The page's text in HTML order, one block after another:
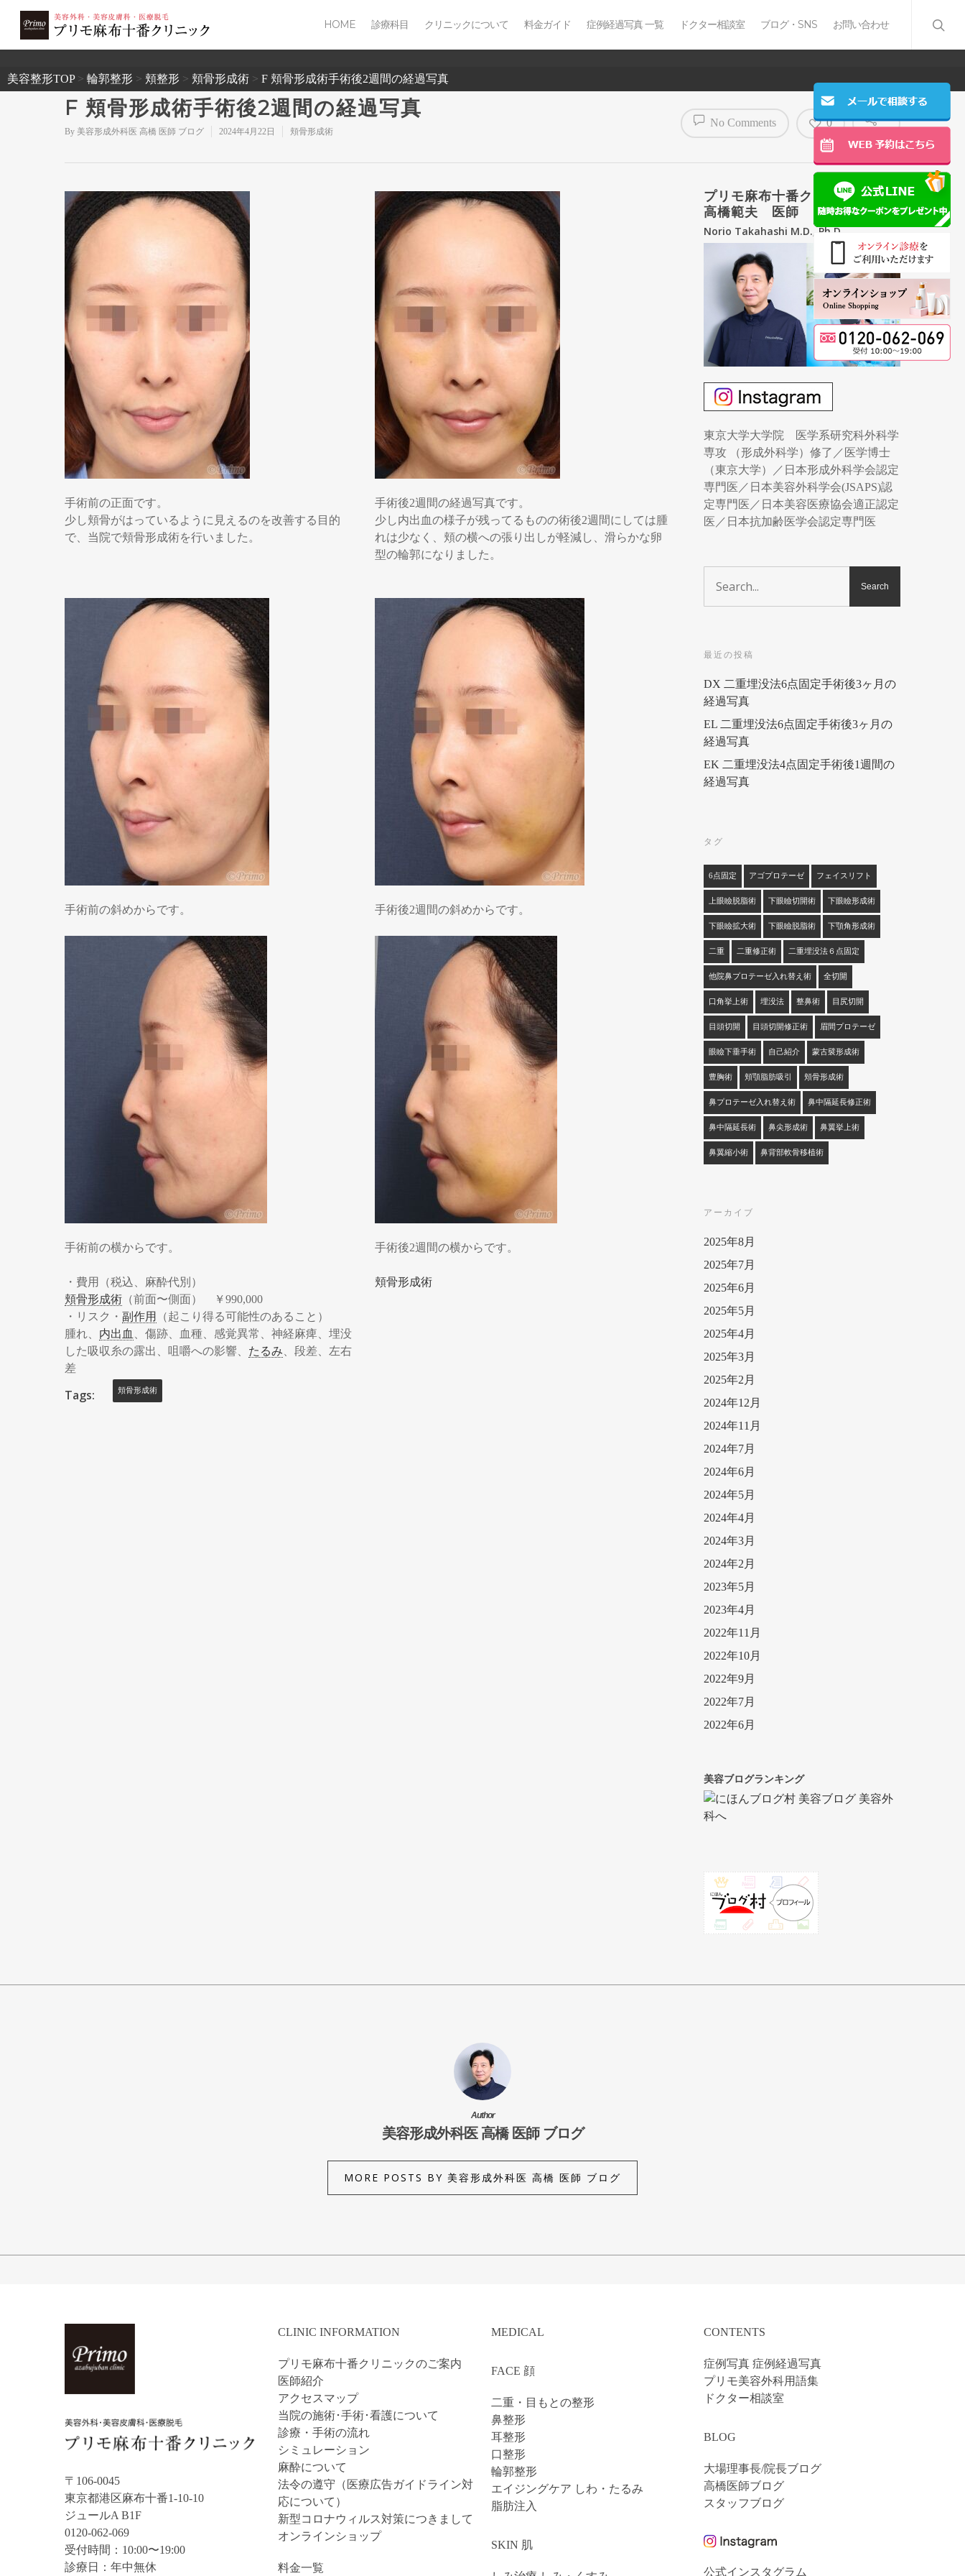
2503
HOME 診療科目 クリニックについて 料金ガイド 症例経過写真 一覧 ドクター相談室 ブログ・SNS お問い合わせ
美容整形TOP> 輪郭整形 > 頬整形 > 頬骨形成術 > F 頬骨形成術手術後2週間の経過写真
F 頬骨形成術手術後2週間の経過写真
By 美容形成外科医 高橋 医師 ブログ 2024年4月22日 頬骨形成術
No Comments 0
手術前の正面です。
少し頬骨がはっているように見えるのを改善する目的
で、当院で頬骨形成術を行いました。
手術後2週間の経過写真です。
少し内出血の様子が残ってるものの術後2週間にしては腫
れは少なく、頬の横への張り出しが軽減し、滑らかな卵
型の輪郭になりました。
手術前の斜めからです。 手術後2週間の斜めからです。
手術前の横からです。 手術後2週間の横からです。
・費用（税込、麻酔代別）
頬骨形成術 （前面〜側面） ￥990,000
・リスク・ 副作用
（起こり得る可能性のあること）
腫れ、 内出血
、傷跡、血種、感覚異常、神経麻痺、埋没
した吸収糸の露出、咀嚼への影響、 たるみ 、段差、左右
差
頬骨形成術
Tags: 頬骨形成術
プリモ麻布十番クリニック
高橋範夫 医師
Norio Takahashi M.D., Ph.D.
東京大学大学院 医学系研究科外科学
専攻 （形成外科学）修了／医学博士
（東京大学）／日本形成外科学会認定
専門医／日本美容外科学会(JSAPS)認
定専門医／日本美容医療協会適正認定
医／日本抗加齢医学会認定専門医
最近の投稿
DX 二重埋没法6点固定手術後3ヶ月の
経過写真
EL 二重埋没法6点固定手術後3ヶ月の
経過写真
EK 二重埋没法4点固定手術後1週間の
経過写真
タグ
6点固定 アゴプロテーゼ フェイスリフト
上眼瞼脱脂術 下眼瞼切開術 下眼瞼形成術
下眼瞼拡大術 下眼瞼脱脂術 下顎角形成術
二重 二重修正術 二重埋没法６点固定
他院鼻プロテーゼ入れ替え術 全切開
口角挙上術 埋没法 整鼻術 目尻切開
目頭切開 目頭切開修正術 眉間プロテーゼ
眼瞼下垂手術 自己紹介 蒙古襞形成術
豊胸術 頬顎脂肪吸引 頬骨形成術
鼻プロテーゼ入れ替え術 鼻中隔延長修正術
鼻中隔延長術 鼻尖形成術 鼻翼挙上術
鼻翼縮小術 鼻背部軟骨移植術
アーカイブ
2025年8月
2025年7月
2025年6月
2025年5月
2025年4月
2025年3月
2025年2月
2024年12月
2024年11月
2024年7月
2024年6月
2024年5月
2024年4月
2024年3月
2024年2月
2023年5月
2023年4月
2022年11月
2022年10月
2022年9月
2022年7月
2022年6月
美容ブログランキング
Author
美容形成外科医 高橋 医師 ブログ
MORE POSTS BY 美容形成外科医 高橋 医師 ブログ
〒106-0045
東京都港区麻布十番1-10-10
ジュールA B1F
0120-062-069
受付時間：10:00〜19:00
診療日：年中無休
CLINIC INFORMATION
プリモ麻布十番クリニックのご案内
医師紹介
アクセスマップ
当院の施術･手術･看護について
診療・手術の流れ
シミュレーション
麻酔について
法令の遵守（医療広告ガイドライン対
応について）
新型コロナウィルス対策につきまして
オンラインショップ
料金一覧
MEDICAL
FACE 顔
二重・目もとの整形
鼻整形
耳整形
口整形
輪郭整形
エイジングケア しわ・たるみ
脂肪注入
SKIN 肌
CONTENTS
症例写真 症例経過写真
プリモ美容外科用語集
ドクター相談室
BLOG
大場理事長/院長ブログ
高橋医師ブログ
スタッフブログ
公式インスタグラム